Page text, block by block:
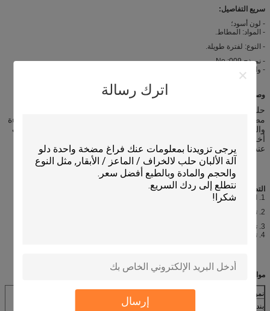
اترك رسالة
إرسال
سريع التفاصيل:
- لون أسود؛
- المواد: المطاط.
- النوع: لفترة طويلة.
- نموذج No.:009
- وافق SGS وشهادة ادارة الاغذية والعقاقير.
وصف:
حلب التضخم أو بطانات لحلب الأبقار والأغنام والماعز أو الجاموس، وتكون
مصنوعة من
كما له أكبر الأثر على حلب الكفاءة
والنظافة والبقر
الحلب
أخرى.
عند الطلب).
التطبيقات:
1. المستخدمة في صالون حلب.
2. تستخدم في آلة الحلب.
3. تستخدم لتتناسب مع قذيفة الحليب.
4. تستخدم للأبقار والماعز أو الضأن.
مواصفات:
نموذج رقم:
009
بند
بواخر الركاب الحليب